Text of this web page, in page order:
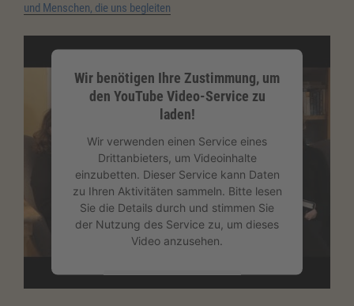
und Menschen, die uns begleiten
Wir benötigen Ihre Zustimmung, um
den YouTube Video-Service zu
laden!
Wir verwenden einen Service eines
Drittanbieters, um Videoinhalte
einzubetten. Dieser Service kann Daten
zu Ihren Aktivitäten sammeln. Bitte lesen
Sie die Details durch und stimmen Sie
der Nutzung des Service zu, um dieses
Video anzusehen.
Mehr Informationen